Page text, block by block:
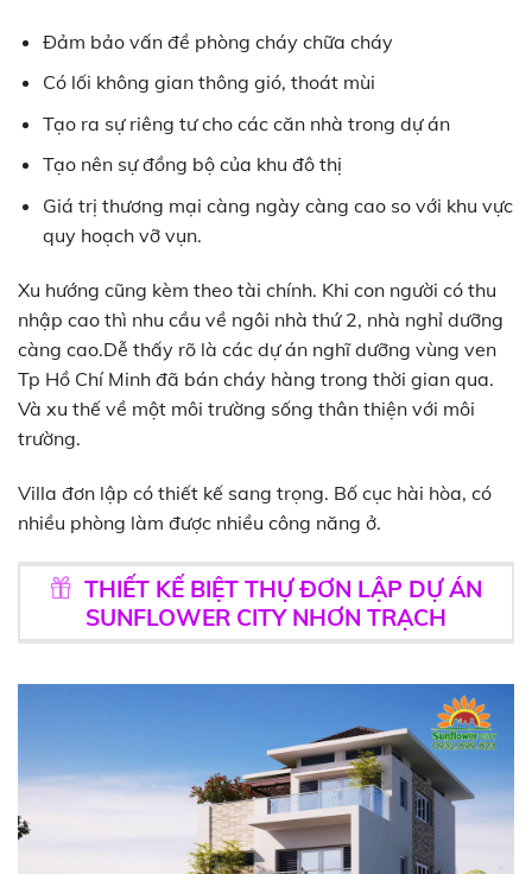
Đảm bảo vấn đề phòng cháy chữa cháy
Có lối không gian thông gió, thoát mùi
Tạo ra sự riêng tư cho các căn nhà trong dự án
Tạo nên sự đồng bộ của khu đô thị
Giá trị thương mại càng ngày càng cao so với khu vực
quy hoạch vỡ vụn.
Xu hướng cũng kèm theo tài chính. Khi con người có thu
nhập cao thì nhu cầu về ngôi nhà thứ 2, nhà nghỉ dưỡng
càng cao.Dễ thấy rõ là các dự án nghĩ dưỡng vùng ven
Tp Hồ Chí Minh đã bán cháy hàng trong thời gian qua.
Và xu thế về một môi trường sống thân thiện với môi
trường.
Villa đơn lập có thiết kế sang trọng. Bố cục hài hòa, có
nhiều phòng làm được nhiều công năng ở.
THIẾT KẾ BIỆT THỰ ĐƠN LẬP DỰ ÁN
SUNFLOWER CITY NHƠN TRẠCH